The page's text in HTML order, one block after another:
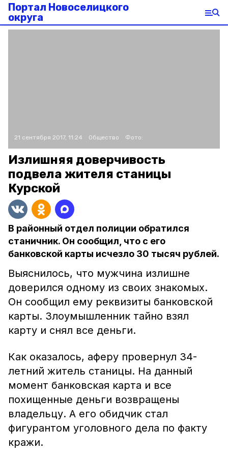
Портал Новоселицкого
округа
21 сентября 2017, 11:24 Общество Фото:
Излишняя доверчивость
подвела жителя станицы
Курской
В районный отдел полиции обратился
станичник. Он сообщил, что с его
банковской карты исчезло 30 тысяч рублей.
Выяснилось, что мужчина излишне
доверился одному из своих знакомых.
Он сообщил ему реквизиты банковской
карты. Злоумышленник тайно взял
карту и снял все деньги.
Как оказалось, аферу провернул 34-
летний житель станицы. На данный
момент банковская карта и все
похищенные деньги возвращены
владельцу. А его обидчик стал
фигурантом уголовного дела по факту
кражи.